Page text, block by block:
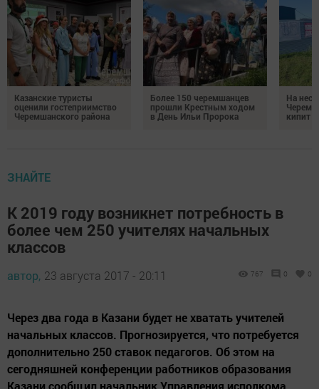
Казанские туристы
оценили гостеприимство
Черемшанского района
Более 150 черемшанцев
прошли Крестным ходом
в День Ильи Пророка
На
кипит
ЗНАЙТЕ
К 2019 году возникнет потребность в
более чем 250 учителях начальных
классов
автор, 23 августа 2017 - 20:11 767 0 0
Через два года в Казани будет не хватать учителей
начальных классов. Прогнозируется, что потребуется
дополнительно 250 ставок педагогов. Об этом на
сегодняшней конференции работников образования
Казани сообщил начальник Управления исполкома